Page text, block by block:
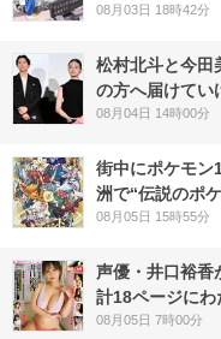
08月03日 18時42分
松村北斗と今田
の方へ届けてい
08月04日 14時00分
街中にポケモ
洲で“伝説のポ
08月05日 15時55分
声優・井口裕香
計18ページにわ
08月05日 7時00分